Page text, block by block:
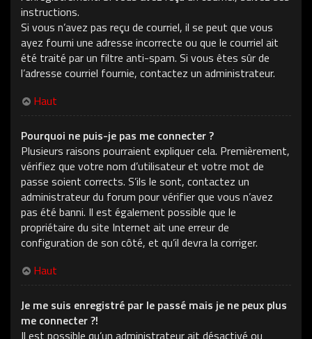
instructions.
Si vous n’avez pas reçu de courriel, il se peut que vous
ayez fourni une adresse incorrecte ou que le courriel ait
été traité par un filtre anti-spam. Si vous êtes sûr de
l’adresse courriel fournie, contactez un administrateur.
Haut
Pourquoi ne puis-je pas me connecter ?
Plusieurs raisons pourraient expliquer cela. Premièrement,
vérifiez que votre nom d’utilisateur et votre mot de
passe soient corrects. S’ils le sont, contactez un
administrateur du forum pour vérifier que vous n’avez
pas été banni. Il est également possible que le
propriétaire du site Internet ait une erreur de
configuration de son côté, et qu’il devra la corriger.
Haut
Je me suis enregistré par le passé mais je ne peux plus
me connecter ?!
Il est possible qu’un administrateur ait désactivé ou